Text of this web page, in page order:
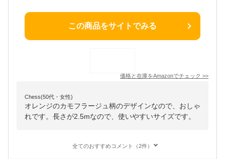
この商品をサイトでみる
価格と在庫をAmazonでチェック >>
Chess(50代・女性)
オレンジのカモフラージュ柄のデザインなので、おしゃ
れです。長さが2.5mなので、使いやすいサイズです。
全てのおすすめコメント（2件）